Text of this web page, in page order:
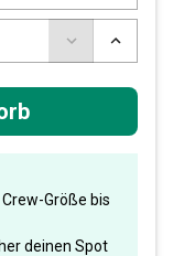
Größe bis
deinen Spot